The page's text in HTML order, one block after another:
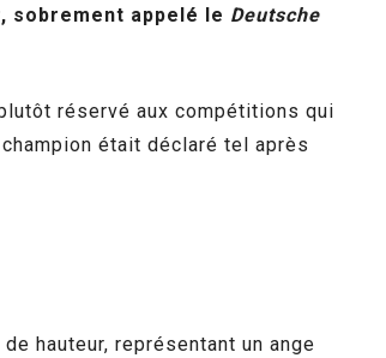
sobrement appelé le Deutsche
réservé aux compétitions qui
était déclaré tel après
hauteur, représentant un ange